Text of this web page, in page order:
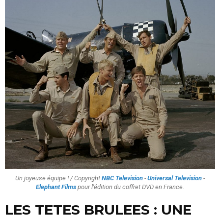
Un joyeuse équipe ! / Copyright NBC Television -Universal Television -
Elephant Films pour l'édition du coffret DVD en France.
LES TETES BRULEES : UNE